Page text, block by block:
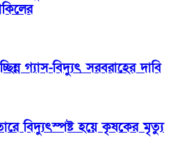
গ্যাস-বিদ্যুৎ সরবরাহের দাবি
বিদ্যুৎস্পষ্ট হয়ে কৃষকের মৃত্যু